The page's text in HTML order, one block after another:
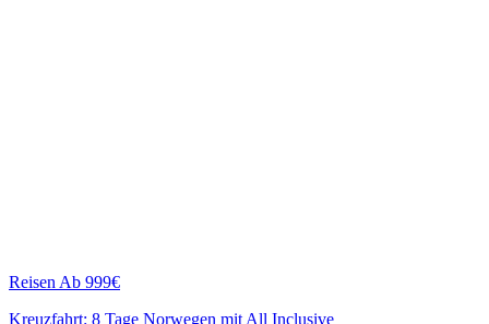
Reisen Ab 999€
Kreuzfahrt: 8 Tage Norwegen mit All Inclusive